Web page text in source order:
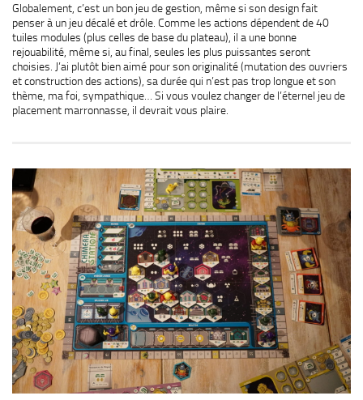
Globalement, c’est un bon jeu de gestion, même si son design fait
penser à un jeu décalé et drôle. Comme les actions dépendent de 40
tuiles modules (plus celles de base du plateau), il a une bonne
rejouabilité, même si, au final, seules les plus puissantes seront
choisies. J’ai plutôt bien aimé pour son originalité (mutation des ouvriers
et construction des actions), sa durée qui n’est pas trop longue et son
thème, ma foi, sympathique… Si vous voulez changer de l’éternel jeu de
placement marronnasse, il devrait vous plaire.